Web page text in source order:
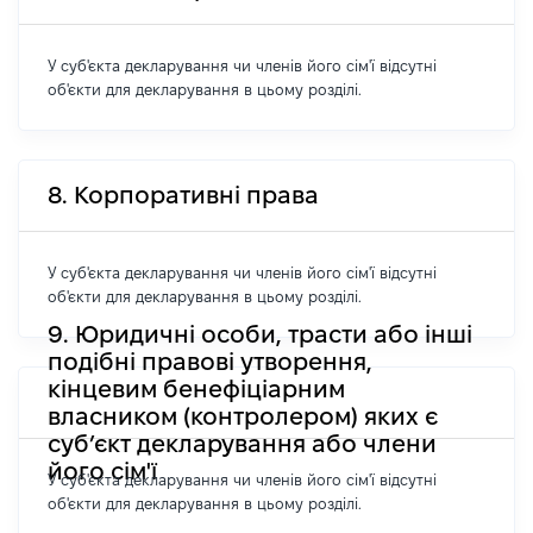
У суб'єкта декларування чи членів його сім'ї відсутні
об'єкти для декларування в цьому розділі.
8. Корпоративні права
У суб'єкта декларування чи членів його сім'ї відсутні
об'єкти для декларування в цьому розділі.
9. Юридичні особи, трасти або інші
подібні правові утворення,
кінцевим бенефіціарним
власником (контролером) яких є
суб’єкт декларування або члени
його сім'ї
У суб'єкта декларування чи членів його сім'ї відсутні
об'єкти для декларування в цьому розділі.